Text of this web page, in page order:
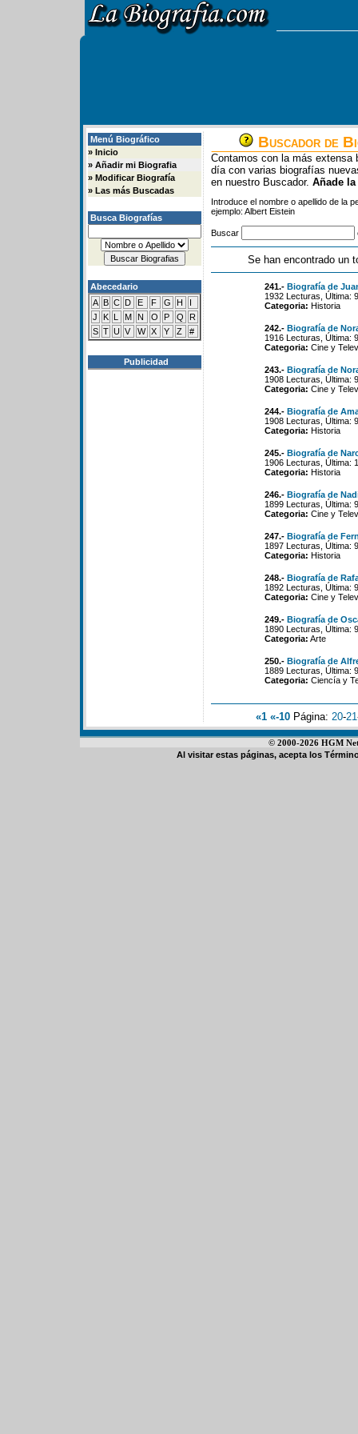
Menú Biográfico
» Inicio
» Añadir mi Biografia
» Modificar Biografía
» Las más Buscadas
Busca Biografías
Abecedario
A B C D E F G H
I
J
K L M N O P Q
R
S T U V W X Y Z #
Publicidad
Buscador de
Contamos con la más extensa
día con varias biografías
en nuestro Buscador. Añade
Introduce el nombre o apellido de la
ejemplo: Albert Eistein
Buscar
Se han encontrado un
241.- Biografía de
1932 Lecturas, Última:
Categoria: Historia
242.- Biografía de
1916 Lecturas, Última:
Categoria: Cine y
243.- Biografía de
1908 Lecturas, Última:
Categoria: Cine y
244.- Biografía de
1908 Lecturas, Última:
Categoria: Historia
245.- Biografía de
1906 Lecturas, Última:
Categoria: Historia
246.- Biografía de
1899 Lecturas, Última:
Categoria: Cine y
247.- Biografía de
1897 Lecturas, Última:
Categoria: Historia
248.- Biografía de
1892 Lecturas, Última:
Categoria: Cine y
249.- Biografía de
1890 Lecturas, Última:
Categoria: Arte
250.- Biografía de
1889 Lecturas, Última:
Categoria: Ciencía y
«1 «-10 Página: 20-21
© 2000-2026 HGM
Al visitar estas páginas, acepta los